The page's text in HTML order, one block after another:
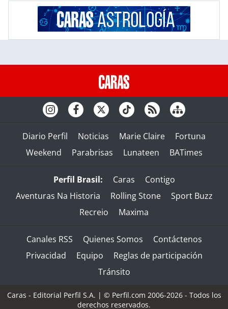
Diario Perfil Noticias Marie Claire
Fortuna
Weekend
Parabrisas Lunateen BATimes
Perfil Brasil: Caras
Contigo
Aventuras Na Historia
Rolling Stone
Sport Buzz
Recreio
Maxima
Canales RSS Quienes Somos
Contáctenos
Privacidad
Equipo
Reglas de participación
Tránsito
Caras - Editorial Perfil S.A. | © Perfil.com 2006-2026 - Todos los
derechos reservados.